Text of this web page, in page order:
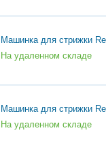
Машинка для стрижки
На удаленном складе
Машинка для стрижки
На удаленном складе